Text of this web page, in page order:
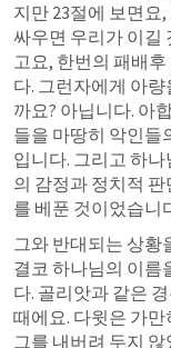
지만 23절에 보면요
싸우면 우리가 이길
고요, 한번의 패배
다. 그런자에게 아
까요? 아닙니다. 아
들을 마땅히 악인들
입니다. 그리고 하
의 감정과 정치적
를 베푼 것이었습니
그와 반대되는 상황
결코 하나님의 이름
다. 골리앗과 같은
때에요. 다윗은 가
그를 내버려 두지